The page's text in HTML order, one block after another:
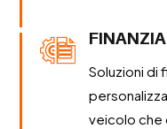
Soluzioni di
veicolo che